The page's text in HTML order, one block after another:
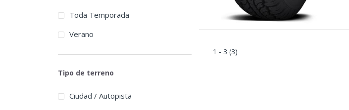
1 - 3 (3)
Blacklion
Bridgestone
Broadpeak
Cachland
Carbon
Toda Temporada
Verano
Tipo de terreno
Ciudad / Autopista